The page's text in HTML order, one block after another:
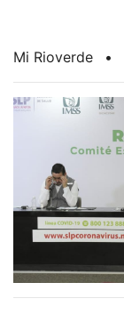
Mi Rioverde •